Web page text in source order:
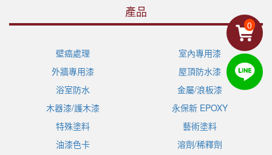
產品
壁癌處理
室內專用漆
外牆專用漆
屋頂防水漆
浴室防水
金屬/浪板漆
木器漆/護木漆
永保新 EPOXY
特殊塗料
藝術塗料
油漆色卡
溶劑/稀釋劑
0